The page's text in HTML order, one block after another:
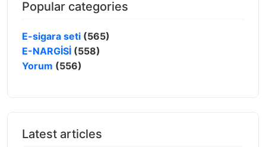
Popular categories
E-sigara seti (565)
E-NARGİSİ (558)
Yorum (556)
Latest articles